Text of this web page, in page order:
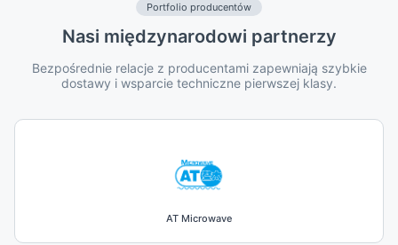
Portfolio producentów
Nasi międzynarodowi partnerzy
Bezpośrednie relacje z producentami zapewniają szybkie
dostawy i wsparcie techniczne pierwszej klasy.
AT Microwave